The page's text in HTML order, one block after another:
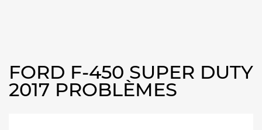
FORD F-450 SUPER DUTY
2017 PROBLÈMES